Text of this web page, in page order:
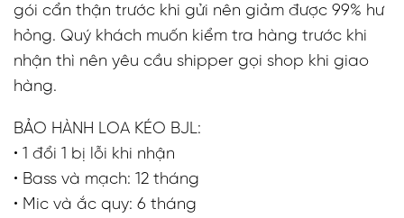
gói cẩn thận trước khi gửi nên giảm được 99% hư
hỏng. Quý khách muốn kiểm tra hàng trước khi
nhận thì nên yêu cầu shipper gọi shop khi giao
hàng.
BẢO HÀNH LOA KÉO BJL:
• 1 đổi 1 bị lỗi khi nhận
• Bass và mạch: 12 tháng
• Mic và ắc quy: 6 tháng